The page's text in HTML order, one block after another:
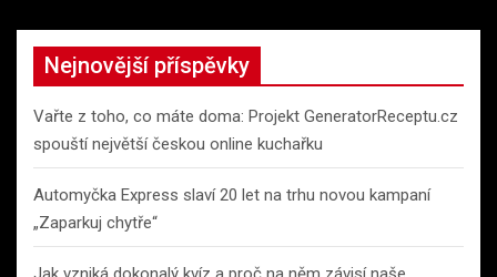
Nejnovější příspěvky
Vařte z toho, co máte doma: Projekt GeneratorReceptu.cz
spouští největší českou online kuchařku
Automyčka Express slaví 20 let na trhu novou kampaní
„Zaparkuj chytře“